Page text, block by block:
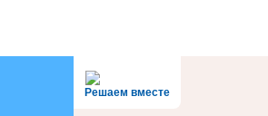
Решаем вместе